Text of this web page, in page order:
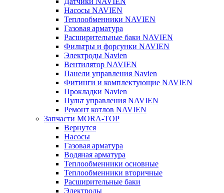
Насосы NAVIEN
Теплообменники NAVIEN
Газовая арматура
Расширительные баки NAVIEN
Фильтры и форсунки NAVIEN
Электроды Navien
Вентилятор NAVIEN
Панели управления Navien
Фитинги и комплектующие NAVIEN
Прокладки Navien
Пульт управления NAVIEN
Ремонт котлов NAVIEN
Запчасти MORA-TOP
Вернутся
Насосы
Газовая арматура
Водяная арматура
Теплообменники основные
Теплообменники вторичные
Расширительные баки
Электроды